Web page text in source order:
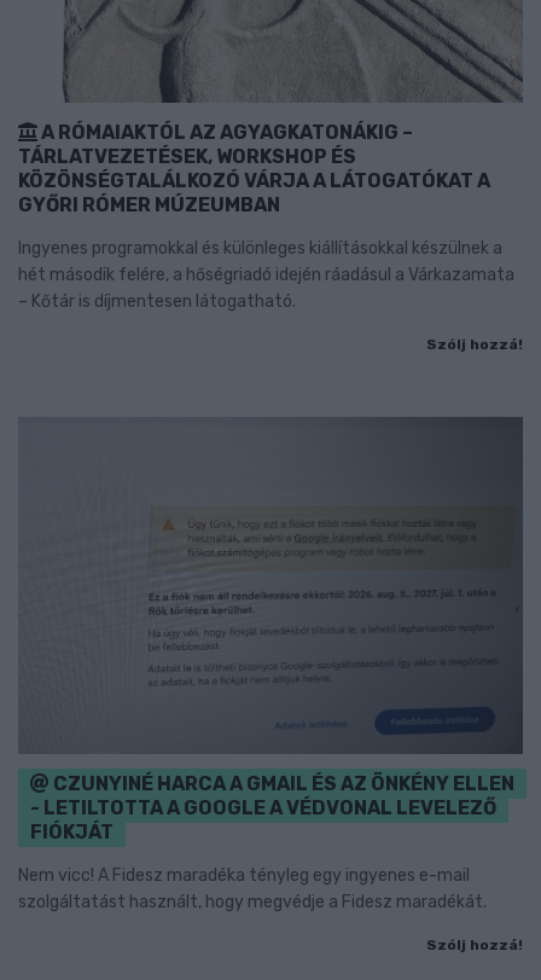
A RÓMAIAKTÓL AZ AGYAGKATONÁKIG –
TÁRLATVEZETÉSEK, WORKSHOP ÉS
KÖZÖNSÉGTALÁLKOZÓ VÁRJA A LÁTOGATÓKAT A
GYŐRI RÓMER MÚZEUMBAN
Ingyenes programokkal és különleges kiállításokkal készülnek a
hét második felére, a hőségriadó idején ráadásul a Várkazamata
– Kőtár is díjmentesen látogatható.
Szólj hozzá!
CZUNYINÉ HARCA A GMAIL ÉS AZ ÖNKÉNY ELLEN
- LETILTOTTA A GOOGLE A VÉDVONAL LEVELEZŐ
FIÓKJÁT
Nem vicc! A Fidesz maradéka tényleg egy ingyenes e-mail
szolgáltatást használt, hogy megvédje a Fidesz maradékát.
Szólj hozzá!